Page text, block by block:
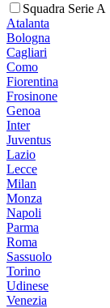
Squadra Serie A
Atalanta
Bologna
Cagliari
Como
Fiorentina
Frosinone
Genoa
Inter
Juventus
Lazio
Lecce
Milan
Monza
Napoli
Parma
Roma
Sassuolo
Torino
Udinese
Venezia